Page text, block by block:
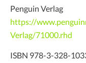
Penguin Verlag
https://
Verlag/71000.rhd
ISBN 978-3-328-